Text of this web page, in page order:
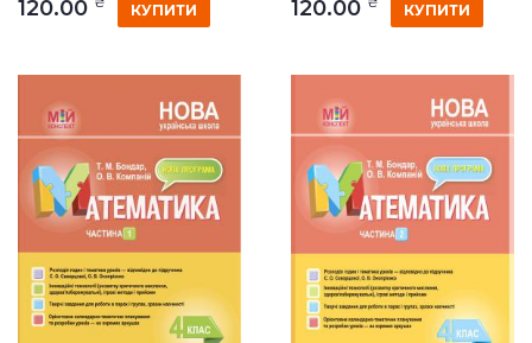
120.00 КУПИТИ 120.00 КУПИТИ